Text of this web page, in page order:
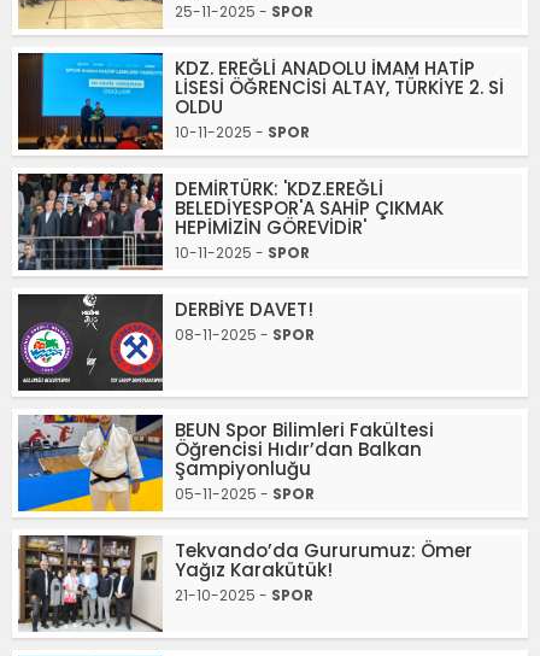
25-11-2025 - SPOR
KDZ. EREĞLİ ANADOLU İMAM HATİP
LİSESİ ÖĞRENCİSİ ALTAY, TÜRKİYE 2. Sİ
OLDU
10-11-2025 - SPOR
DEMİRTÜRK: 'KDZ.EREĞLİ
BELEDİYESPOR'A SAHİP ÇIKMAK
HEPİMİZİN GÖREVİDİR'
10-11-2025 - SPOR
DERBİYE DAVET!
08-11-2025 - SPOR
BEUN Spor Bilimleri Fakültesi
Öğrencisi Hıdır’dan Balkan
Şampiyonluğu
05-11-2025 - SPOR
Tekvando’da Gururumuz: Ömer
Yağız Karakütük!
21-10-2025 - SPOR